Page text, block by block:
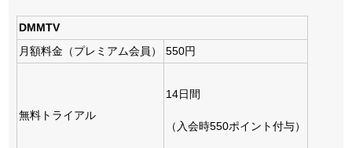
DMMTV
月額料金（プレミアム会員）
550円
無料トライアル
14日間
（入会時550ポイント付与）